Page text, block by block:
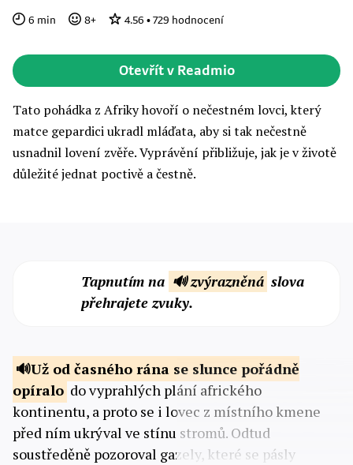
6 min 8+ 4.56 • 729 hodnocení
Otevřít v Readmio
Tato pohádka z Afriky hovoří o nečestném lovci, který
matce gepardici ukradl mláďata, aby si tak nečestně
usnadnil lovení zvěře. Vyprávění přibližuje, jak je v životě
důležité jednat poctivě a čestně.
Tapnutím na 🔊 zvýrazněná slova
přehrajete zvuky.
Už od časného rána se slunce pořádně
opíralo do vyprahlých plání afrického
kontinentu, a proto se i lovec z místního kmene
před ním ukrýval ve stínu stromů. Odtud
soustředěně pozoroval gazely, které se pásly